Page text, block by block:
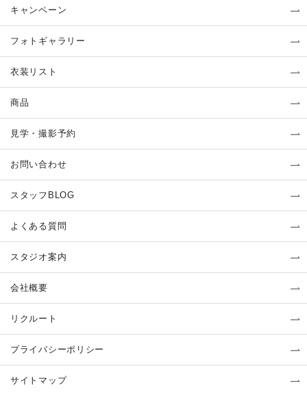
キャンペーン
フォトギャラリー
衣装リスト
商品
見学・撮影予約
お問い合わせ
スタッフBLOG
よくある質問
スタジオ案内
会社概要
リクルート
プライバシーポリシー
サイトマップ